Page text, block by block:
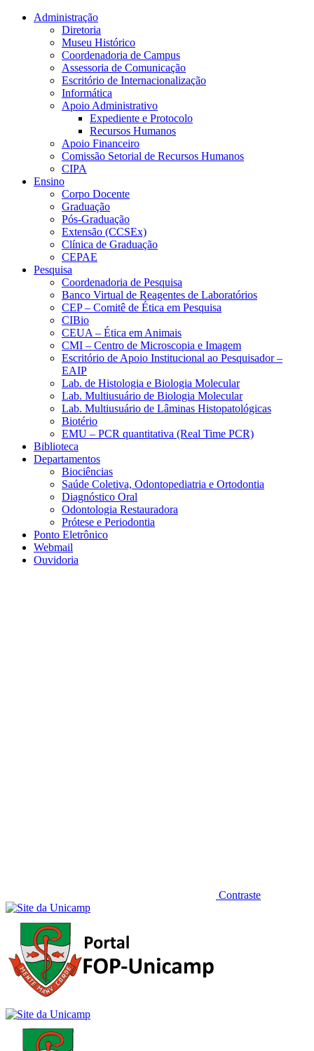
Conteúdo principal Menu principal
Administração
Diretoria
Museu Histórico
Coordenadoria de Campus
Assessoria de Comunicação
Escritório de Internacionalização
Informática
Apoio Administrativo
Expediente e Protocolo
Recursos Humanos
Apoio Financeiro
Comissão Setorial de Recursos Humanos
CIPA
Ensino
Corpo Docente
Graduação
Pós-Graduação
Extensão (CCSEx)
Clínica de Graduação
CEPAE
Pesquisa
Coordenadoria de Pesquisa
Banco Virtual de Reagentes de Laboratórios
CEP – Comitê de Ética em Pesquisa
CIBio
CEUA – Ética em Animais
CMI – Centro de Microscopia e Imagem
Escritório de Apoio Institucional ao Pesquisador –
EAIP
Lab. de Histologia e Biologia Molecular
Lab. Multiusuário de Biologia Molecular
Lab. Multiusuário de Lâminas Histopatológicas
Biotério
EMU – PCR quantitativa (Real Time PCR)
Biblioteca
Departamentos
Biociências
Saúde Coletiva, Odontopediatria e Ortodontia
Diagnóstico Oral
Odontologia Restauradora
Prótese e Periodontia
Ponto Eletrônico
Webmail
Ouvidoria
Contraste